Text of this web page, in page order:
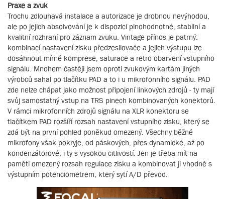
Praxe a zvuk
Trochu zdlouhavá instalace a autorizace je drobnou nevýhodou,
ale po jejich absolvování je k dispozici plnohodnotné, stabilní a
kvalitní rozhraní pro záznam zvuku. Vintage přínos je patrný:
kombinací nastavení zisku předzesilovače a jejich výstupu lze
dosáhnout mírné komprese, saturace a retro obarvení vstupního
signálu. Mnohem častěji jsem oproti zvukovým kartám jiných
výrobců sahal po tlačítku PAD a to i u mikrofonního signálu. PAD
zde nelze chápat jako možnost připojení linkových zdrojů - ty mají
svůj samostatný vstup na TRS pinech kombinovaných konektorů.
V rámci mikrofonních zdrojů signálu na XLR konektoru se
tlačítkem PAD rozšíří rozsah nastavení vstupního zisku, který se
zdá být na první pohled poněkud omezený. Všechny běžné
mikrofony však pokryje, od páskových, přes dynamické, až po
kondenzátorové, i ty s vysokou citlivostí. Jen je třeba mít na
paměti omezený rozsah regulace zisku a kombinovat ji vhodně s
výstupním potenciometrem, který sytí A/D převod.